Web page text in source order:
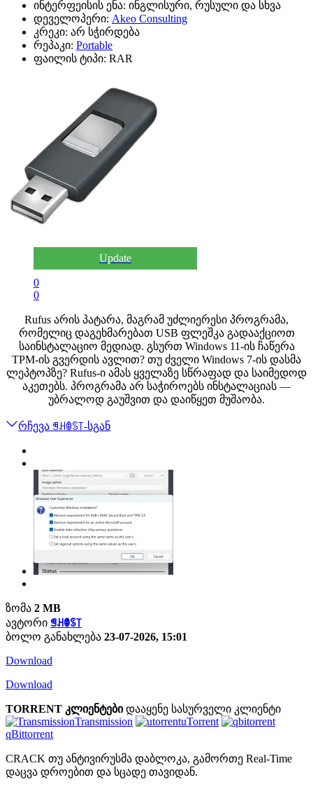
ინტერფეისის ენა: ინგლისური, რუსული და სხვა
დეველოპერი: Akeo Consulting
კრეკი: არ სჭირდება
რეპაკი: Portable
ფაილის ტიპი: RAR
Update
0
0
Rufus არის პატარა, მაგრამ უძლიერესი პროგრამა,
რომელიც დაგეხმარებათ USB ფლეშკა გადააქციოთ
საინსტალაციო მედიად. გსურთ Windows 11-ის ჩაწერა
TPM-ის გვერდის ავლით? თუ ძველი Windows 7-ის დასმა
ლეპტოპზე? Rufus-ი ამას ყველაზე სწრაფად და საიმედოდ
აკეთებს. პროგრამა არ საჭიროებს ინსტალაციას —
უბრალოდ გაუშვით და დაიწყეთ მუშაობა.
რჩევა ꁅꃅꂦꌗ꓄-სგან
ზომა 2 MB
ავტორი ꁅꃅꂦꌗ꓄
ბოლო განახლება 23-07-2026, 15:01
Download
Download
TORRENT კლიენტები დააყენე სასურველი კლიენტი
Transmission
uTorrent
qBittorrent
CRACK თუ ანტივირუსმა დაბლოკა, გამორთე Real-Time
დაცვა დროებით და სცადე თავიდან.